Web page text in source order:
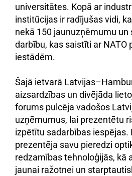
universitātes. Kopā ar
institūcijas ir radījušas vidi,
nekā 150 jaunuzņēmumu
darbību, kas saistīti ar NATO
iestādēm.
Šajā ietvarā
aizsardzības un divējāda
forums pulcēja vadošos
uzņēmumus, lai prezentētu
izpētītu sadarbības iespējas.
prezentēja savu pieredzi
redzamības tehnoloģijās, kā
jaunai ražotnei un